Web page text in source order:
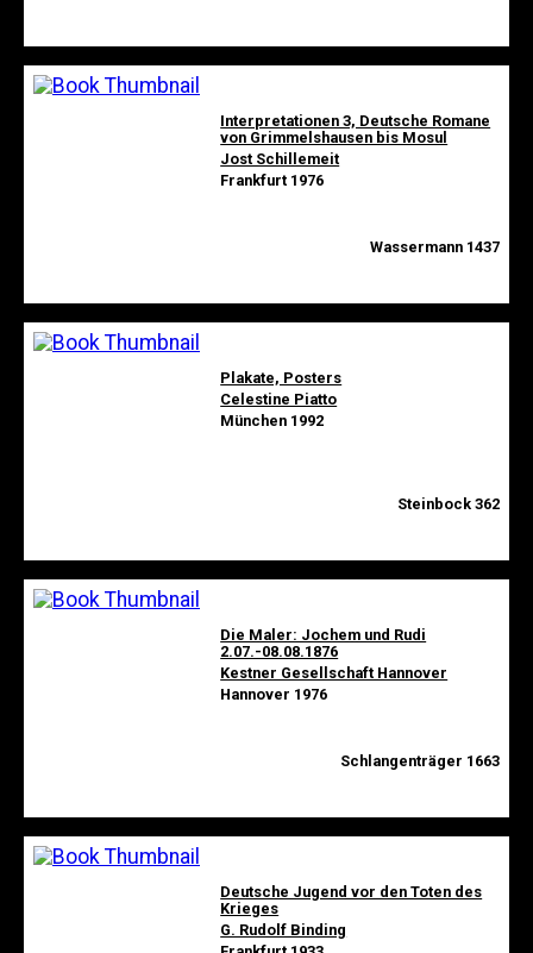
Interpretationen 3, Deutsche Romane
von Grimmelshausen bis Mosul
Jost Schillemeit
Frankfurt 1976
Wassermann 1437
Plakate, Posters
Celestine Piatto
München 1992
Steinbock 362
Die Maler: Jochem und Rudi
2.07.-08.08.1876
Kestner Gesellschaft Hannover
Hannover 1976
Schlangenträger 1663
Deutsche Jugend vor den Toten des
Krieges
G. Rudolf Binding